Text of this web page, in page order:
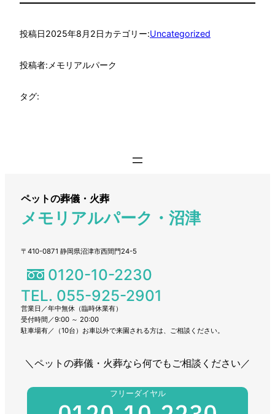
投稿日2025年8月2日カテゴリー:Uncategorized
投稿者: メモリアルパーク
タグ:
ペットの葬儀・火葬
メモリアルパーク・沼津
〒410-0871 静岡県沼津市西間門24-5
0120-10-2230
TEL. 055-925-2901
営業日／年中無休（臨時休業有）
受付時間／9:00 ～ 20:00
駐車場有／（10台）お車以外で来園される方は、ご相談ください。
＼ペットの葬儀・火葬なら何でもご相談ください／
フリーダイヤル